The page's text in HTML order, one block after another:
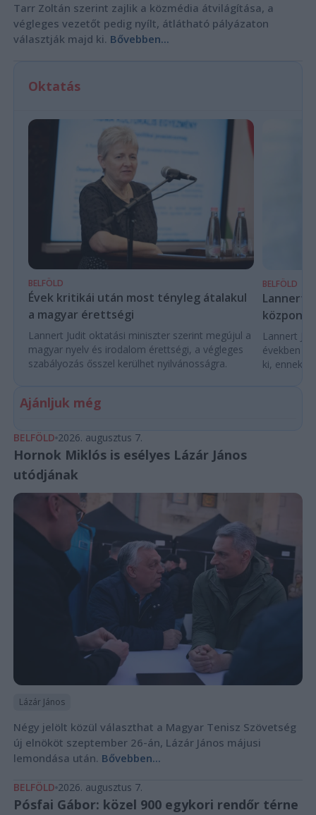
Tarr Zoltán szerint zajlik a közmédia átvilágítása, a
végleges vezetőt pedig nyílt, átlátható pályázaton
választják majd ki. Bővebben...
Oktatás
BELFÖLD
Évek kritikái után most tényleg átalakul
a magyar érettségi
Lannert Judit oktatási miniszter szerint megújul a
magyar nyelv és irodalom érettségi, a végleges
szabályozás ősszel kerülhet nyilvánosságra.
BELFÖLD
Lannert
Lannert
években
ki, ennek
Ajánljuk még
BELFÖLD 2026. augusztus 7.
Hornok Miklós is esélyes Lázár János
utódjának
Lázár János
Négy jelölt közül választhat a Magyar Tenisz Szövetség
új elnököt szeptember 26-án, Lázár János májusi
lemondása után. Bővebben...
BELFÖLD 2026. augusztus 7.
Pósfai Gábor: közel 900 egykori rendőr térne